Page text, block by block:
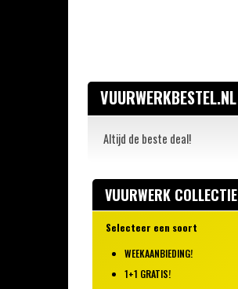
VUURWERKBESTEL.NL
Altijd de beste deal!
VUURWERK COLLECTIE
Selecteer een soort
WEEKAANBIEDING!
1+1 GRATIS!